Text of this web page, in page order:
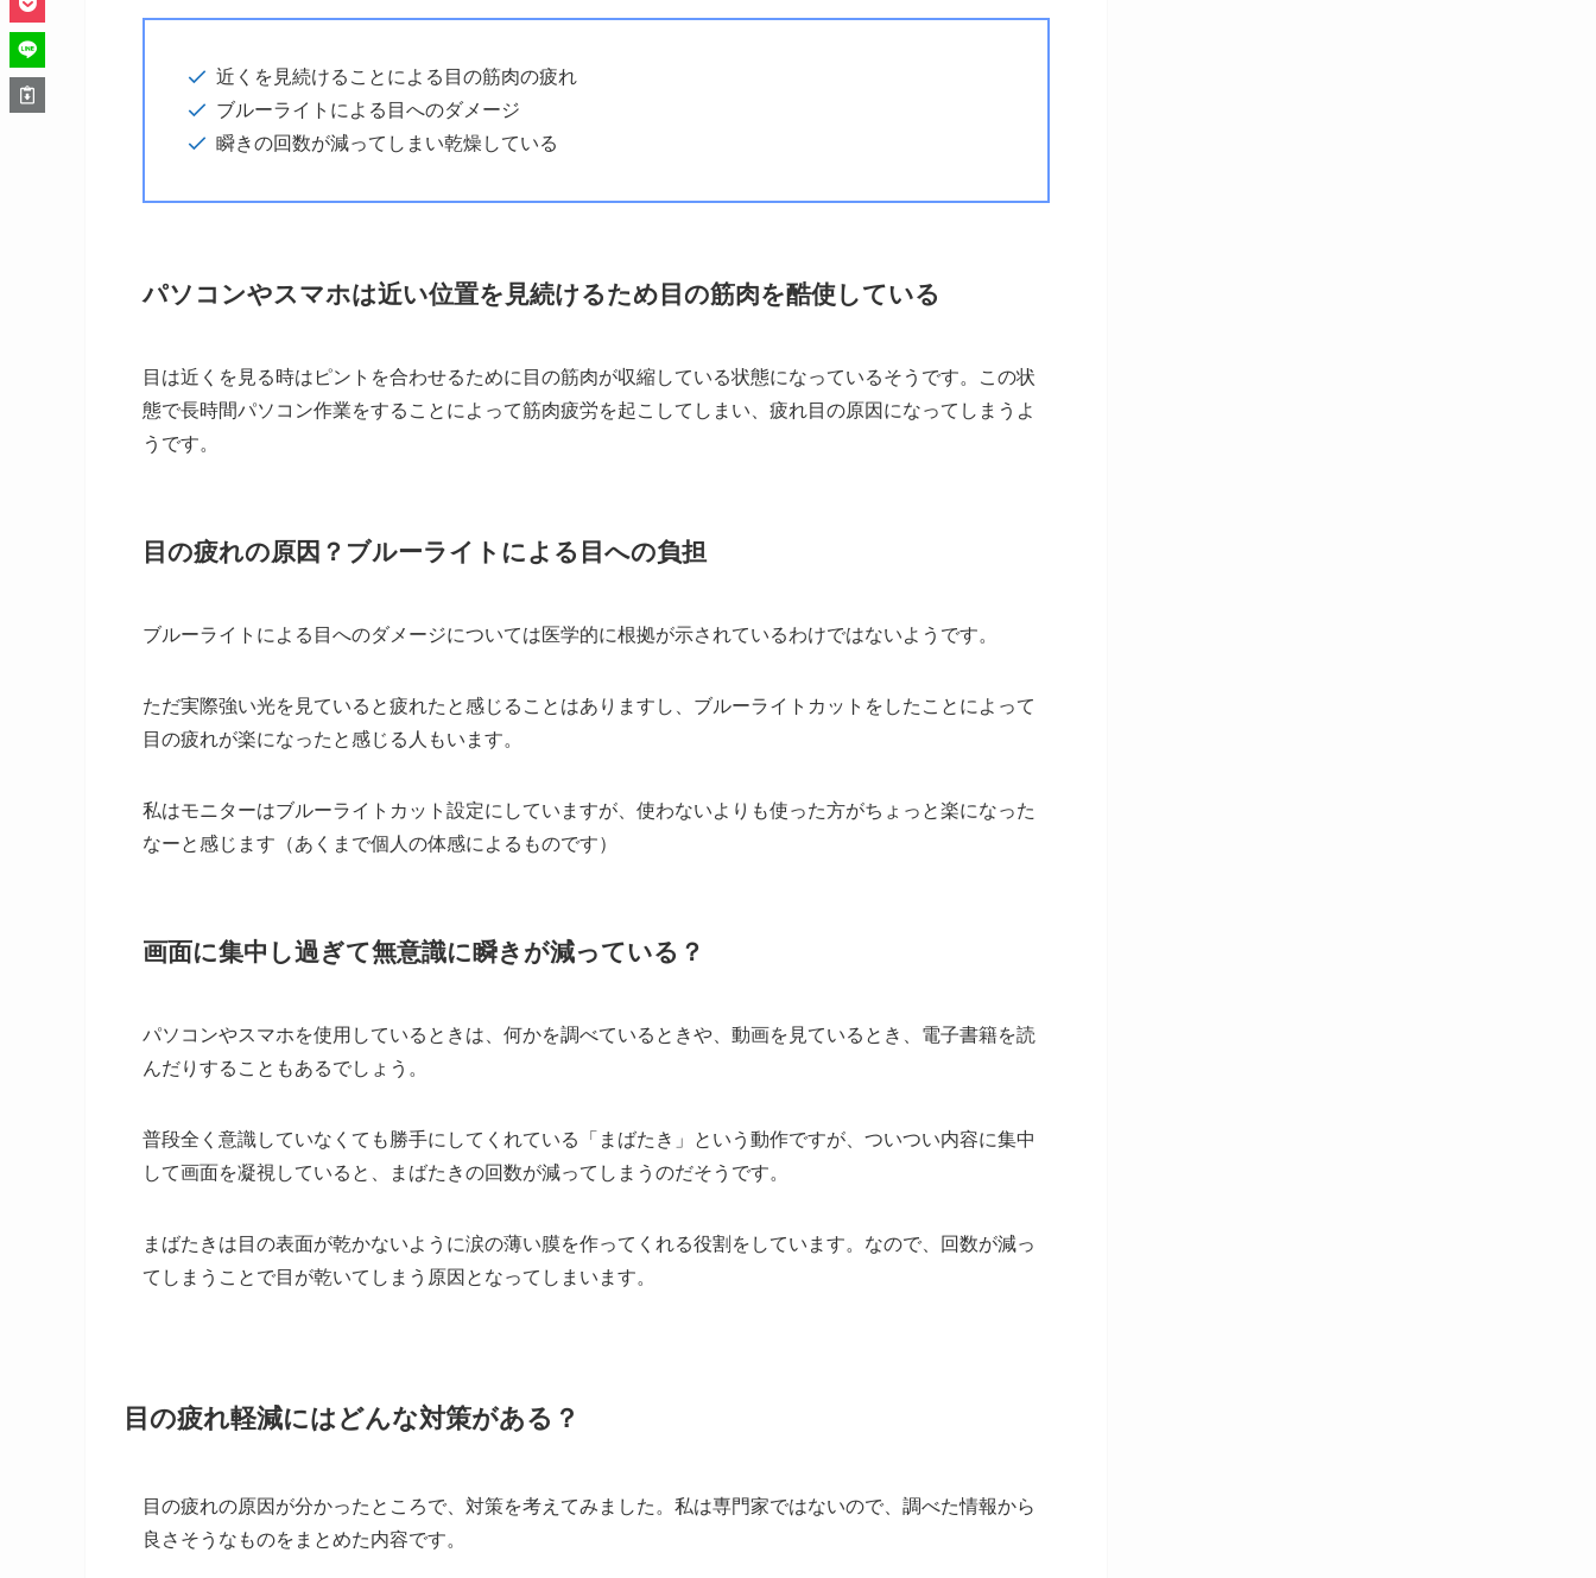
近くを見続けることによる目の筋肉の疲れ
ブルーライトによる目へのダメージ
瞬きの回数が減ってしまい乾燥している
パソコンやスマホは近い位置を見続けるため目の筋肉を酷使している
目は近くを見る時はピントを合わせるために目の筋肉が収縮している状態になっているそうです。この状
態で長時間パソコン作業をすることによって筋肉疲労を起こしてしまい、疲れ目の原因になってしまうよ
うです。
目の疲れの原因？ブルーライトによる目への負担
ブルーライトによる目へのダメージについては医学的に根拠が示されているわけではないようです。
ただ実際強い光を見ていると疲れたと感じることはありますし、ブルーライトカットをしたことによって
目の疲れが楽になったと感じる人もいます。
私はモニターはブルーライトカット設定にしていますが、使わないよりも使った方がちょっと楽になった
なーと感じます（あくまで個人の体感によるものです）
画面に集中し過ぎて無意識に瞬きが減っている？
パソコンやスマホを使用しているときは、何かを調べているときや、動画を見ているとき、電子書籍を読
んだりすることもあるでしょう。
普段全く意識していなくても勝手にしてくれている「まばたき」という動作ですが、ついつい内容に集中
して画面を凝視していると、まばたきの回数が減ってしまうのだそうです。
まばたきは目の表面が乾かないように涙の薄い膜を作ってくれる役割をしています。なので、回数が減っ
てしまうことで目が乾いてしまう原因となってしまいます。
目の疲れ軽減にはどんな対策がある？
目の疲れの原因が分かったところで、対策を考えてみました。私は専門家ではないので、調べた情報から
良さそうなものをまとめた内容です。